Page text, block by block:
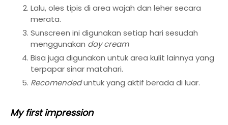
Lalu, oles tipis di area wajah dan leher secara
merata.
Sunscreen ini digunakan setiap hari sesudah
menggunakan day cream
Bisa juga digunakan untuk area kulit lainnya yang
terpapar sinar matahari.
Recomendeduntuk yang aktif berada di luar.
My first impression